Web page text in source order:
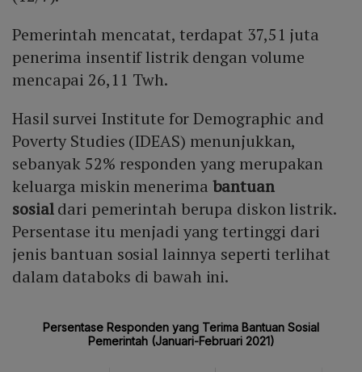
Pemerintah mencatat, terdapat 37,51 juta
penerima insentif listrik dengan volume
mencapai 26,11 Twh.
Hasil survei Institute for Demographic and
Poverty Studies (IDEAS) menunjukkan,
sebanyak 52% responden yang merupakan
keluarga miskin menerima bantuan
sosialdari pemerintah berupa diskon listrik.
Persentase itu menjadi yang tertinggi dari
jenis bantuan sosial lainnya seperti terlihat
dalam databoks di bawah ini.